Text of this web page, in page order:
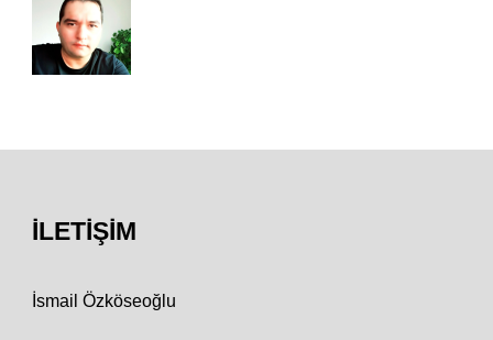
İLETIŞIM
İsmail Özköseoğlu